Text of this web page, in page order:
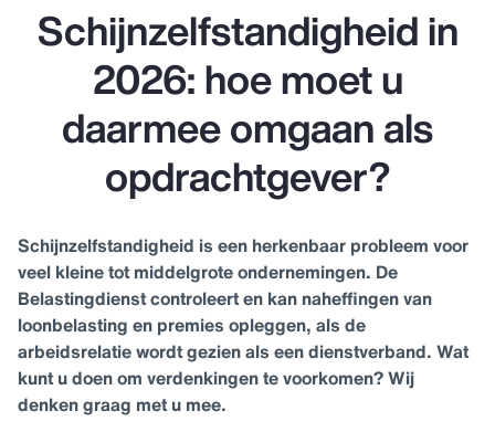
Schijnzelfstandigheid in
2026: hoe moet u
daarmee omgaan als
opdrachtgever?
Schijnzelfstandigheid is een herkenbaar probleem voor
veel kleine tot middelgrote ondernemingen. De
Belastingdienst controleert en kan naheffingen van
loonbelasting en premies opleggen, als de
arbeidsrelatie wordt gezien als een dienstverband. Wat
kunt u doen om verdenkingen te voorkomen? Wij
denken graag met u mee.